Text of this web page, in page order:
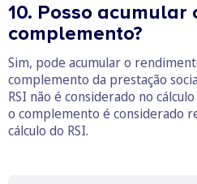
10. Posso acumular
complemento?
Sim, pode acumular o
complemento da prestação
RSI não é considerado no
o complemento é considerado
cálculo do RSI.